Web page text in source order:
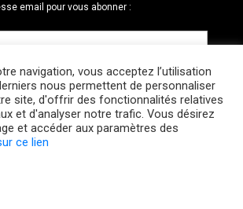
email pour vous abonner :
BLOCK · CCNR. Tous droits réservés.
navigation, vous acceptez l’utilisation
nous permettent de personnaliser
site, d'offrir des fonctionnalités relatives
et d'analyser notre trafic. Vous désirez
et accéder aux paramètres des
ce lien